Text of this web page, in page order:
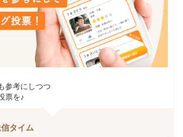
参考にしつつ
票を♪
タイム